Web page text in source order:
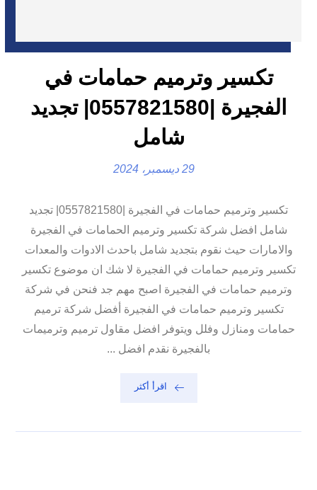
تكسير وترميم حمامات في
الفجيرة |0557821580| تجديد
شامل
29 ديسمبر، 2024
تكسير وترميم حمامات في الفجيرة |0557821580| تجديد
شامل افضل شركة تكسير وترميم الحمامات في الفجيرة
والامارات حيث نقوم بتجديد شامل باحدث الادوات والمعدات
تكسير وترميم حمامات في الفجيرة لا شك ان موضوع تكسير
وترميم حمامات في الفجيرة اصبح مهم جد فنحن في شركة
تكسير وترميم حمامات في الفجيرة أفضل شركة ترميم
حمامات ومنازل وفلل ويتوفر افضل مقاول ترميم وترميمات
بالفجيرة نقدم افضل ...
اقرأ أكثر